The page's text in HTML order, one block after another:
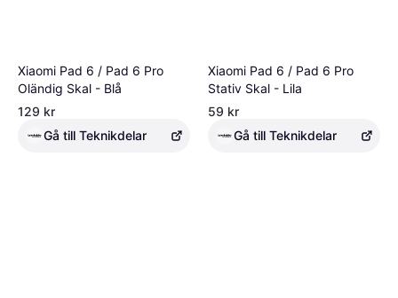
Xiaomi Pad 6 / Pad 6 Pro
Oländig Skal - Blå
129 kr
Gå till Teknikdelar
Xiaomi Pad 6 / Pad 6 Pro
Stativ Skal - Lila
59 kr
Gå till Teknikdelar